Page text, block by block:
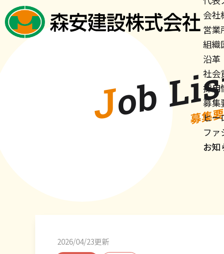
会社
営業
組織
沿革
社会
採用
募集
ヒー
ファ
お知
Jo
b
L
i
s 募集
2026/04/23更新